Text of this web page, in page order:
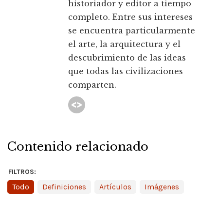
historiador y editor a tiempo
completo. Entre sus intereses
se encuentra particularmente
el arte, la arquitectura y el
descubrimiento de las ideas
que todas las civilizaciones
comparten.
Contenido relacionado
FILTROS:
Todo Definiciones Artículos Imágenes